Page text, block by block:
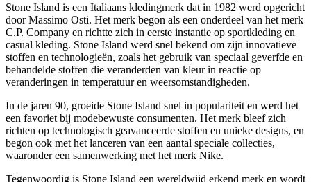
Stone Island is een Italiaans kledingmerk dat in 1982 werd opgericht
door Massimo Osti. Het merk begon als een onderdeel van het merk
C.P. Company en richtte zich in eerste instantie op sportkleding en
casual kleding. Stone Island werd snel bekend om zijn innovatieve
stoffen en technologieën, zoals het gebruik van speciaal geverfde en
behandelde stoffen die veranderden van kleur in reactie op
veranderingen in temperatuur en weersomstandigheden.
In de jaren 90, groeide Stone Island snel in populariteit en werd het
een favoriet bij modebewuste consumenten. Het merk bleef zich
richten op technologisch geavanceerde stoffen en unieke designs, en
begon ook met het lanceren van een aantal speciale collecties,
waaronder een samenwerking met het merk Nike.
Tegenwoordig is Stone Island een wereldwijd erkend merk en wordt